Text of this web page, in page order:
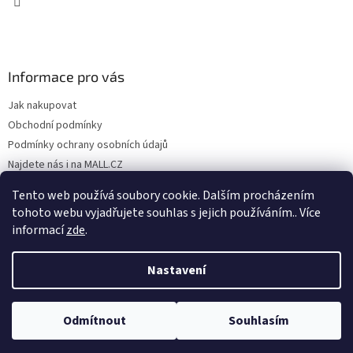
Tento web používá soubory cookie. Dalším procházením
tohoto webu vyjadřujete souhlas s jejich používáním.. Více
informacízde.
Nastavení
Odmítnout Souhlasím
Informace pro vás
Jak nakupovat
Obchodní podmínky
Podmínky ochrany osobních údajů
Najdete nás i na MALL.CZ
Formulář pro uplatnění reklamace
Vytvořil Shoptet
Copyright 2026SP TREND . Všechna práva vyhrazena.